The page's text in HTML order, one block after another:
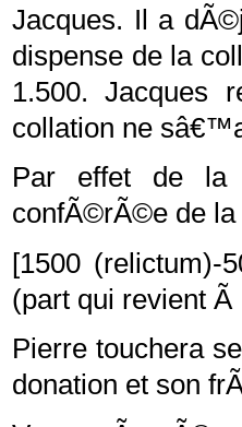
Jacques. Il a
dispense de la
1.500. Jacques
collation ne
Par effet de la
confÃ©rÃ©e de la
[1500 (relictum)-
(part qui revient
Pierre touchera
donation et son